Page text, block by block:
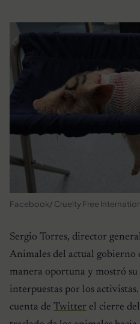
Facebook/ Cruelty Free
Sergio Torres, director
Animales del actual gobierno
manera oportuna y mostró su
interpuestas por los
cuenta de Twitter el cierre